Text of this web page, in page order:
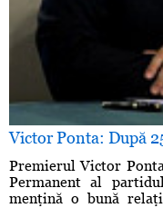
Victor Ponta: După
Premierul Victor
Permanent al
menţină o bună